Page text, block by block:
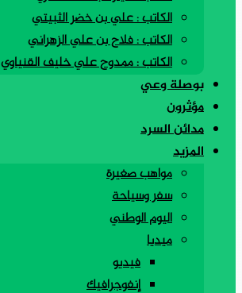
الكاتب : علي بن خضر الثبيتي
الكاتب : فلاح بن علي الزهراني
الكاتب : ممدوح علي خليف القنياوي
بوصلة وعي
مؤثرون
مدائن السرد
المزيد
مواهب صغيرة
سفر وسياحة
اليوم الوطني
ميديا
فيديو
إنفوجرافيك